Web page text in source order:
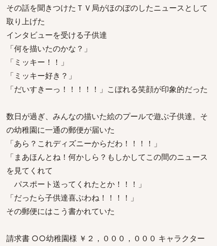
その話を聞きつけたＴＶ局がほのぼのしたニュースとして
取り上げた
インタビューを受ける子供達
「何を描いたのかな？」
「ミッキー！！」
「ミッキー好き？」
「だいすきーっ！！！！！」こぼれる笑顔が印象的だった
数日が過ぎ、みんなの描いた絵のプールで遊ぶ子供達。そ
の幼稚園に一通の郵便が届いた
「あら？これディズニーからだわ！！！！」
「まあほんとね！何かしら？もしかしてこの間のニュース
を見てくれて
パスポート送ってくれたとか！！！」
「だったら子供達喜ぶわね！！！！」
その郵便にはこう書かれていた
請求書 ○○幼稚園様 ￥２，０００，０００ キャラクター